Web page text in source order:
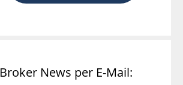
Broker News per E-Mail: